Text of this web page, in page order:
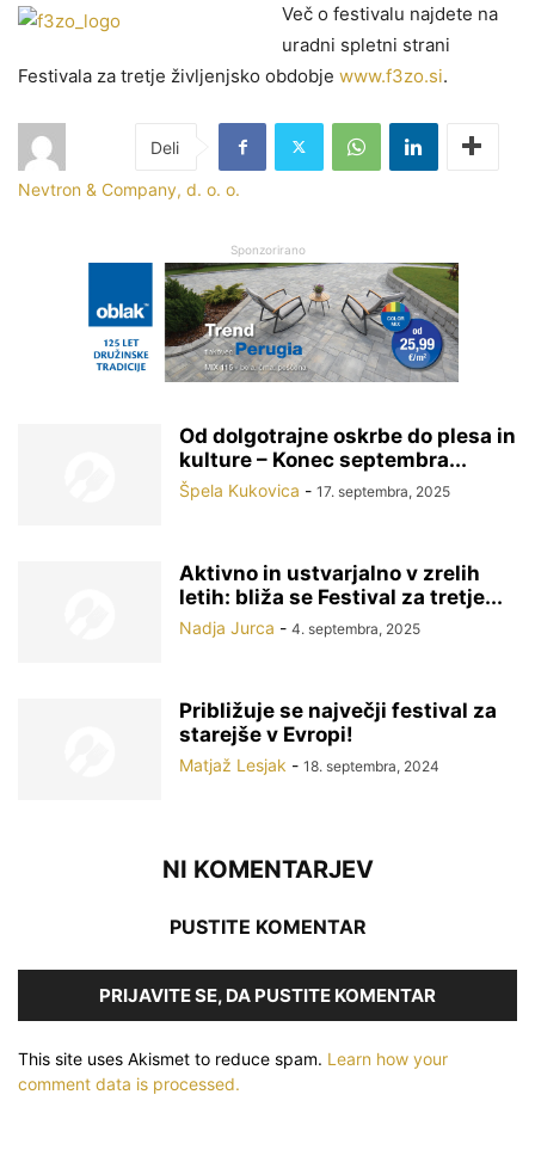
Več o festivalu najdete na
uradni spletni strani
Festivala za tretje življenjsko obdobje www.f3zo.si.
Nevtron & Company, d. o. o.
Sponzorirano
Od dolgotrajne oskrbe do plesa in
kulture – Konec septembra...
Špela Kukovica - 17. septembra, 2025
Aktivno in ustvarjalno v zrelih
letih: bliža se Festival za tretje...
Nadja Jurca - 4. septembra, 2025
Približuje se največji festival za
starejše v Evropi!
Matjaž Lesjak - 18. septembra, 2024
NI KOMENTARJEV
PUSTITE KOMENTAR
PRIJAVITE SE, DA PUSTITE KOMENTAR
This site uses Akismet to reduce spam. Learn how your
comment data is processed.